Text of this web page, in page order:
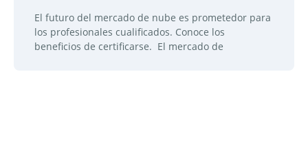
El futuro del mercado de nube es prometedor para
los profesionales cualificados. Conoce los
beneficios de certificarse. El mercado de